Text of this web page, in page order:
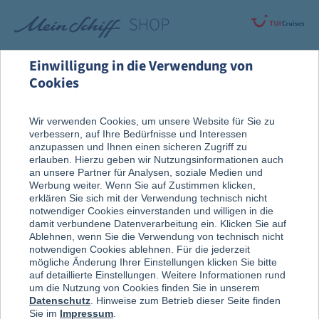
Rund um die Kreuzfahrt
An Bord entdeckt
Sport & Aktiv
Einwilligung in die Verwendung von
Cookies
Wir verwenden Cookies, um unsere Website für Sie zu
verbessern, auf Ihre Bedürfnisse und Interessen
anzupassen und Ihnen einen sicheren Zugriff zu
erlauben. Hierzu geben wir Nutzungsinformationen auch
an unsere Partner für Analysen, soziale Medien und
Werbung weiter. Wenn Sie auf Zustimmen klicken,
erklären Sie sich mit der Verwendung technisch nicht
notwendiger Cookies einverstanden und willigen in die
damit verbundene Datenverarbeitung ein. Klicken Sie auf
Ablehnen, wenn Sie die Verwendung von technisch nicht
notwendigen Cookies ablehnen. Für die jederzeit
mögliche Änderung Ihrer Einstellungen klicken Sie bitte
auf detaillierte Einstellungen. Weitere Informationen rund
um die Nutzung von Cookies finden Sie in unserem
Datenschutz . Hinweise zum Betrieb dieser Seite finden
Sie im Impressum